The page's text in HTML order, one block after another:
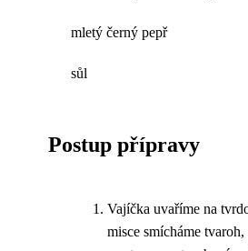
mletý černý pepř
sůl
Postup přípravy
Vajíčka uvaříme na
misce smícháme tvaroh,